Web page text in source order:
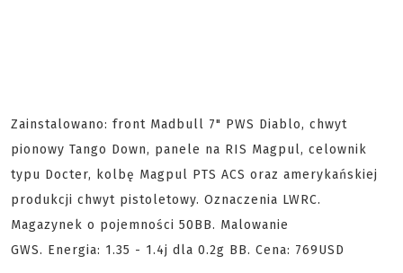
Zainstalowano: front Madbull 7" PWS Diablo, chwyt
pionowy Tango Down, panele na RIS Magpul, celownik
typu Docter, kolbę Magpul PTS ACS oraz amerykańskiej
produkcji chwyt pistoletowy. Oznaczenia LWRC.
Magazynek o pojemności 50BB. Malowanie
GWS. Energia: 1.35 - 1.4j dla 0.2g BB. Cena: 769USD